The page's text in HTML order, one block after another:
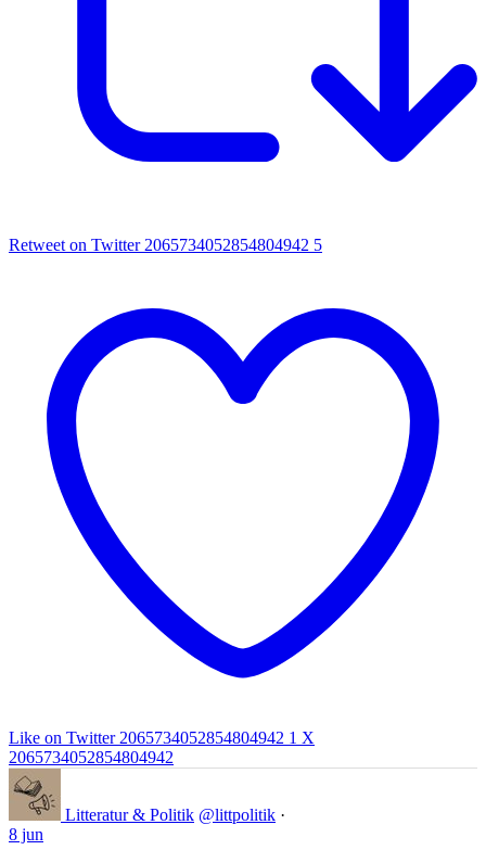
Retweet on Twitter 2065734052854804942 5
Like on Twitter 2065734052854804942 1 X
2065734052854804942
Litteratur & Politik @littpolitik ·
8 jun